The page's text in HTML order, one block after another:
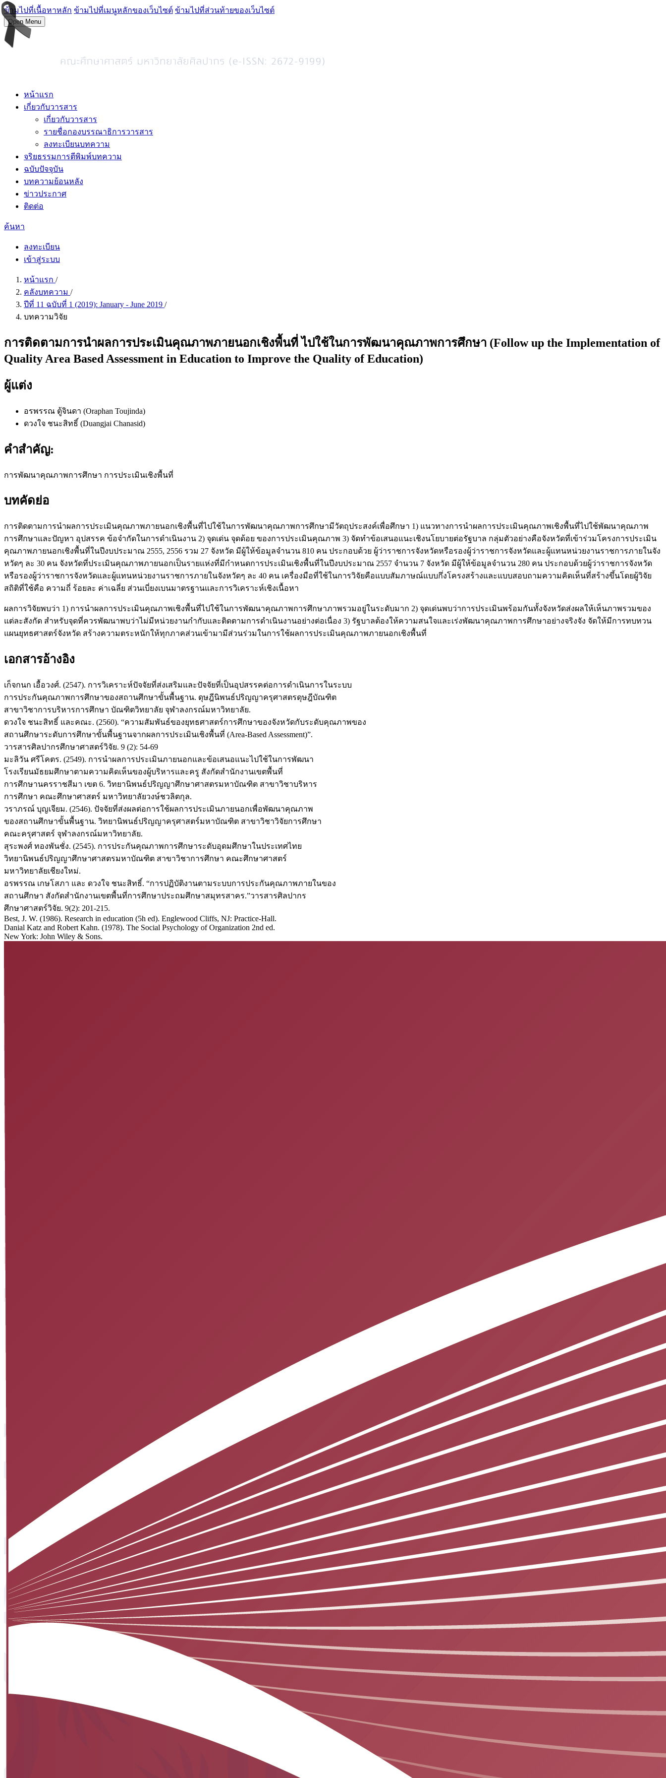
ข้ามไปที่เนื้อหาหลัก ข้ามไปที่เมนูหลักของเว็บไซต์ ข้ามไปที่ส่วนท้ายของเว็บไซต์
Open Menu
หน้าแรก
เกี่ยวกับวารสาร
เกี่ยวกับวารสาร
รายชื่อกองบรรณาธิการวารสาร
ลงทะเบียนบทความ
จริยธรรมการตีพิมพ์บทความ
ฉบับปัจจุบัน
บทความย้อนหลัง
ข่าวประกาศ
ติดต่อ
ค้นหา
ลงทะเบียน
เข้าสู่ระบบ
หน้าแรก /
คลังบทความ /
ปีที่ 11 ฉบับที่ 1 (2019): January - June 2019 /
บทความวิจัย
การติดตามการนำผลการประเมินคุณภาพภายนอกเชิงพื้นที่ ไปใช้ในการพัฒนาคุณภาพการศึกษา (Follow up the Implementation of
Quality Area Based Assessment in Education to Improve the Quality of Education)
ผู้แต่ง
อรพรรณ ตู้จินดา (Oraphan Toujinda)
ดวงใจ ชนะสิทธิ์ (Duangjai Chanasid)
คำสำคัญ:
การพัฒนาคุณภาพการศึกษา การประเมินเชิงพื้นที่
บทคัดย่อ
การติดตามการนำผลการประเมินคุณภาพภายนอกเชิงพื้นที่ไปใช้ในการพัฒนาคุณภาพการศึกษามีวัตถุประสงค์เพื่อศึกษา 1) แนวทางการนำผลการประเมินคุณภาพเชิงพื้นที่ไปใช้พัฒนาคุณภาพ
การศึกษาและปัญหา อุปสรรค ข้อจำกัดในการดำเนินงาน 2) จุดเด่น จุดด้อย ของการประเมินคุณภาพ 3) จัดทำข้อเสนอแนะเชิงนโยบายต่อรัฐบาล กลุ่มตัวอย่างคือจังหวัดที่เข้าร่วมโครงการประเมิน
คุณภาพภายนอกเชิงพื้นที่ในปีงบประมาณ 2555, 2556 รวม 27 จังหวัด มีผู้ให้ข้อมูลจำนวน 810 คน ประกอบด้วย ผู้ว่าราชการจังหวัดหรือรองผู้ว่าราชการจังหวัดและผู้แทนหน่วยงานราชการภายในจัง
หวัดๆ ละ 30 คน จังหวัดที่ประเมินคุณภาพภายนอกเป็นรายแห่งที่มีกำหนดการประเมินเชิงพื้นที่ในปีงบประมาณ 2557 จำนวน 7 จังหวัด มีผู้ให้ข้อมูลจำนวน 280 คน ประกอบด้วยผู้ว่าราชการจังหวัด
หรือรองผู้ว่าราชการจังหวัดและผู้แทนหน่วยงานราชการภายในจังหวัดๆ ละ 40 คน เครื่องมือที่ใช้ในการวิจัยคือแบบสัมภาษณ์แบบกึ่งโครงสร้างและแบบสอบถามความคิดเห็นที่สร้างขึ้นโดยผู้วิจัย
สถิติที่ใช้คือ ความถี่ ร้อยละ ค่าเฉลี่ย ส่วนเบี่ยงเบนมาตรฐานและการวิเคราะห์เชิงเนื้อหา
ผลการวิจัยพบว่า 1) การนำผลการประเมินคุณภาพเชิงพื้นที่ไปใช้ในการพัฒนาคุณภาพการศึกษาภาพรวมอยู่ในระดับมาก 2) จุดเด่นพบว่าการประเมินพร้อมกันทั้งจังหวัดส่งผลให้เห็นภาพรวมของ
แต่ละสังกัด สำหรับจุดที่ควรพัฒนาพบว่าไม่มีหน่วยงานกำกับและติดตามการดำเนินงานอย่างต่อเนื่อง 3) รัฐบาลต้องให้ความสนใจและเร่งพัฒนาคุณภาพการศึกษาอย่างจริงจัง จัดให้มีการทบทวน
แผนยุทธศาสตร์จังหวัด สร้างความตระหนักให้ทุกภาคส่วนเข้ามามีส่วนร่วมในการใช้ผลการประเมินคุณภาพภายนอกเชิงพื้นที่
เอกสารอ้างอิง
เก็จกนก เอื้อวงศ์. (2547). การวิเคราะห์ปัจจัยที่ส่งเสริมและปัจจัยที่เป็นอุปสรรคต่อการดำเนินการในระบบ
การประกันคุณภาพการศึกษาของสถานศึกษาขั้นพื้นฐาน. ดุษฎีนิพนธ์ปริญญาครุศาสตรดุษฎีบัณฑิต
สาขาวิชาการบริหารการศึกษา บัณฑิตวิทยาลัย จุฬาลงกรณ์มหาวิทยาลัย.
ดวงใจ ชนะสิทธิ์ และคณะ. (2560). “ความสัมพันธ์ของยุทธศาสตร์การศึกษาของจังหวัดกับระดับคุณภาพของ
สถานศึกษาระดับการศึกษาขั้นพื้นฐานจากผลการประเมินเชิงพื้นที่ (Area-Based Assessment)”.
วารสารศิลปากรศึกษาศาสตร์วิจัย. 9 (2): 54-69
มะลิวัน ศรีโคตร. (2549). การนำผลการประเมินภายนอกและข้อเสนอแนะไปใช้ในการพัฒนา
โรงเรียนมัธยมศึกษาตามความคิดเห็นของผู้บริหารและครู สังกัดสำนักงานเขตพื้นที่
การศึกษานครราชสีมา เขต 6. วิทยานิพนธ์ปริญญาศึกษาศาสตรมหาบัณฑิต สาขาวิชาบริหาร
การศึกษา คณะศึกษาศาสตร์ มหาวิทยาลัยวงษ์ชวลิตกุล.
วราภรณ์ บุญเจียม. (2546). ปัจจัยที่ส่งผลต่อการใช้ผลการประเมินภายนอกเพื่อพัฒนาคุณภาพ
ของสถานศึกษาขั้นพื้นฐาน. วิทยานิพนธ์ปริญญาครุศาสตร์มหาบัณฑิต สาขาวิชาวิจัยการศึกษา
คณะครุศาสตร์ จุฬาลงกรณ์มหาวิทยาลัย.
สุระพงศ์ ทองพันชั่ง. (2545). การประกันคุณภาพการศึกษาระดับอุดมศึกษาในประเทศไทย
วิทยานิพนธ์ปริญญาศึกษาศาสตรมหาบัณฑิต สาขาวิชาการศึกษา คณะศึกษาศาสตร์
มหาวิทยาลัยเชียงใหม่.
อรพรรณ เกษโสภา และ ดวงใจ ชนะสิทธิ์. “การปฏิบัติงานตามระบบการประกันคุณภาพภายในของ
สถานศึกษา สังกัดสำนักงานเขตพื้นที่การศึกษาประถมศึกษาสมุทรสาคร.”วารสารศิลปากร
ศึกษาศาสตร์วิจัย. 9(2): 201-215.
Best, J. W. (1986). Research in education (5h ed). Englewood Cliffs, NJ: Practice-Hall.
Danial Katz and Robert Kahn. (1978). The Social Psychology of Organization 2nd ed.
New York: John Wiley & Sons.